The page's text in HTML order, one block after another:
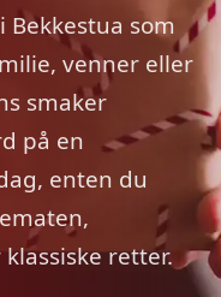
som
venner eller
smaker
på en
enten du
retter.